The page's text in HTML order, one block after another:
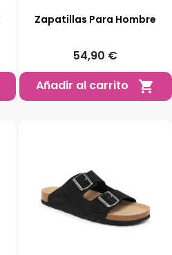
Zapatillas Para Hombre
54,90 €
Añadir al carrito
